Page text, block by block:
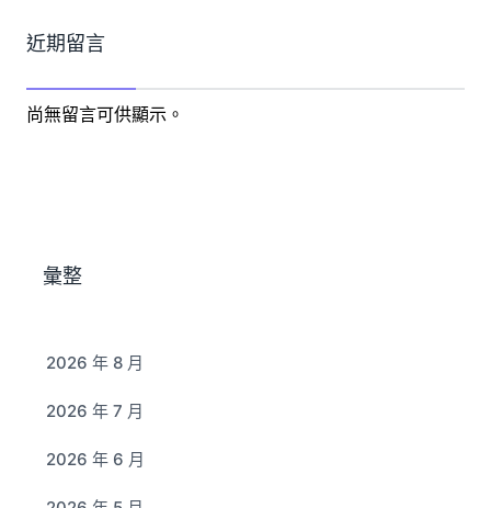
近期留言
尚無留言可供顯示。
彙整
2026 年 8 月
2026 年 7 月
2026 年 6 月